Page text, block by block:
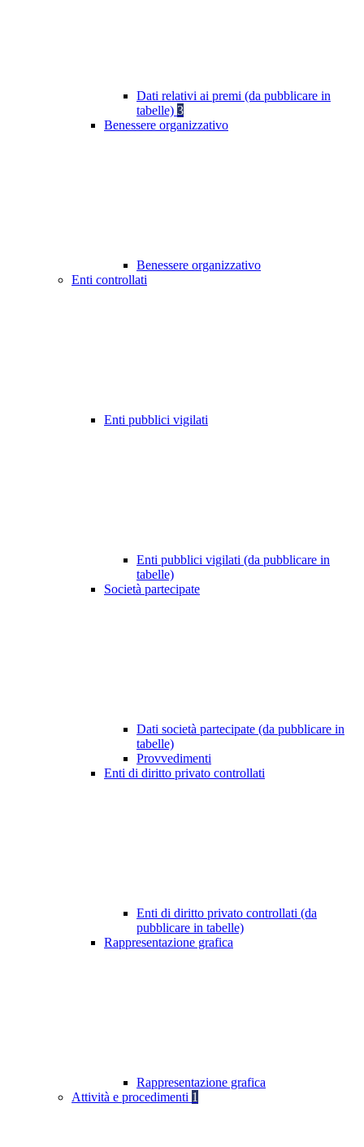
Dati relativi ai premi (da pubblicare in
tabelle) 3
Benessere organizzativo
Benessere organizzativo
Enti controllati
Enti pubblici vigilati
Enti pubblici vigilati (da pubblicare in
tabelle)
Società partecipate
Dati società partecipate (da pubblicare in
tabelle)
Provvedimenti
Enti di diritto privato controllati
Enti di diritto privato controllati (da
pubblicare in tabelle)
Rappresentazione grafica
Rappresentazione grafica
Attività e procedimenti 1